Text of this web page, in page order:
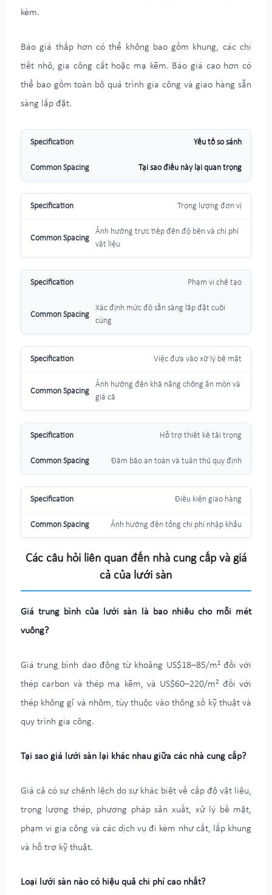
kèm.
Báo giá thấp hơn có thể không bao gồm khung, các chi
tiết nhỏ, gia công cắt hoặc mạ kẽm. Báo giá cao hơn có
thể bao gồm toàn bộ quá trình gia công và giao hàng sẵn
sàng lắp đặt.
Yếu tố so sánh
Tại sao điều này lại quan trọng
Trọng lượng đơn vị
Ảnh hưởng trực tiếp đến độ bền và chi phí
vật liệu
Phạm vi chế tạo
Xác định mức độ sẵn sàng lắp đặt cuối
cùng
Việc đưa vào xử lý bề mặt
Ảnh hưởng đến khả năng chống ăn mòn và
giá cả
Hỗ trợ thiết kế tải trọng
Đảm bảo an toàn và tuân thủ quy định
Điều kiện giao hàng
Ảnh hưởng đến tổng chi phí nhập khẩu
Các câu hỏi liên quan đến nhà cung cấp và giá
cả của lưới sàn
Giá trung bình của lưới sàn là bao nhiêu cho mỗi mét
vuông?
Giá trung bình dao động từ khoảng US$18–85/m² đối với
thép carbon và thép mạ kẽm, và US$60–220/m² đối với
thép không gỉ và nhôm, tùy thuộc vào thông số kỹ thuật và
quy trình gia công.
Tại sao giá lưới sàn lại khác nhau giữa các nhà cung cấp?
Giá cả có sự chênh lệch do sự khác biệt về cấp độ vật liệu,
trọng lượng thép, phương pháp sản xuất, xử lý bề mặt,
phạm vi gia công và các dịch vụ đi kèm như cắt, lắp khung
và hỗ trợ kỹ thuật.
Loại lưới sàn nào có hiệu quả chi phí cao nhất?